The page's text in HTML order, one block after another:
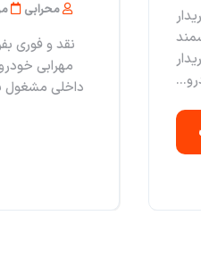
خریدار
۱۱۱ خریدار سمند
خریدار
محرابی
مهرابی
داخلی مشغول